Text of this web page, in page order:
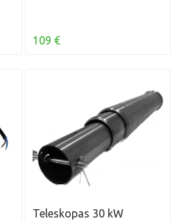
109 €
Teleskopas 30 kW